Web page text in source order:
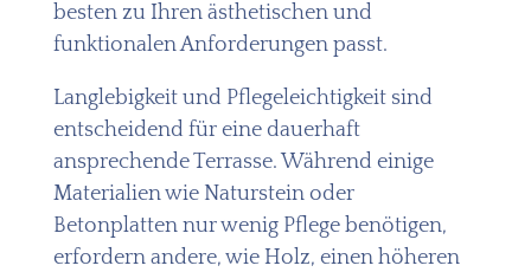
besten zu Ihren ästhetischen und
funktionalen Anforderungen passt.
Langlebigkeit und Pflegeleichtigkeit sind
entscheidend für eine dauerhaft
ansprechende Terrasse. Während einige
Materialien wie Naturstein oder
Betonplatten nur wenig Pflege benötigen,
erfordern andere, wie Holz, einen höheren